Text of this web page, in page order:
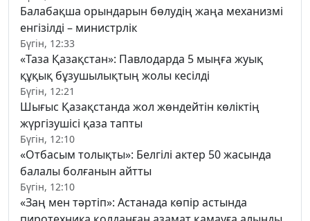
Балабақша орындарын бөлудің жаңа механизмі
енгізілді – министрлік
Бүгін, 12:33
«Таза Қазақстан»: Павлодарда 5 мыңға жуық
құқық бұзушылықтың жолы кесілді
Бүгін, 12:21
Шығыс Қазақстанда жол жөндейтін көліктің
жүргізушісі қаза тапты
Бүгін, 12:10
«Отбасым толықты»: Белгілі актер 50 жасында
балалы болғанын айтты
Бүгін, 12:10
«Заң мен тәртіп»: Астанада көпір астында